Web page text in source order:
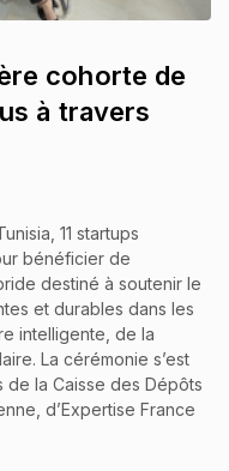
cohorte de
à travers
11 startups
bénéficier de
destiné à soutenir le
et durables dans les
intelligente, de la
La cérémonie s’est
la Caisse des Dépôts
d’Expertise France